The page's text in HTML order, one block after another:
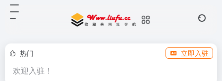
热门 立即入驻
欢迎入驻！